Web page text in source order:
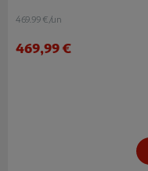
469.99 €/un
469,99 €